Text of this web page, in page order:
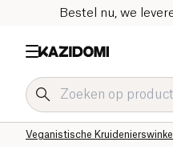
Bestel nu, we
Veganistische
Onze biologische catalogus
Home